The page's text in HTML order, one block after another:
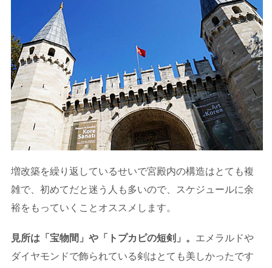
増改築を繰り返しているせいで宮殿内の構造はとても複
雑で、初めてだと迷う人も多いので、スケジュールに余
裕をもっていくことオススメします。
見所は「宝物間」や「トプカピの短剣」。 エメラルドや
ダイヤモンドで飾られている剣はとても美しかったです